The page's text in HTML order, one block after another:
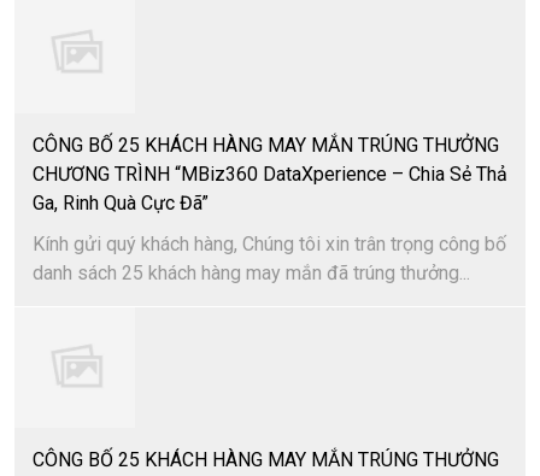
CÔNG BỐ 25 KHÁCH HÀNG MAY MẮN TRÚNG THƯỞNG
CHƯƠNG TRÌNH “MBiz360 DataXperience – Chia Sẻ Thả
Ga, Rinh Quà Cực Đã”
Kính gửi quý khách hàng, Chúng tôi xin trân trọng công bố
danh sách 25 khách hàng may mắn đã trúng thưởng...
CÔNG BỐ 25 KHÁCH HÀNG MAY MẮN TRÚNG THƯỞNG